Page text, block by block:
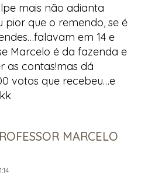
mais não adianta
pior que o remendo, se é
em 14 e
Marcelo é da fazenda e
as contas!mas dá
votos que recebeu…e
MARCELO